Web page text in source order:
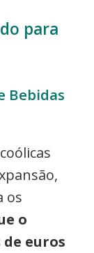
para
Bebidas
os
o
euros